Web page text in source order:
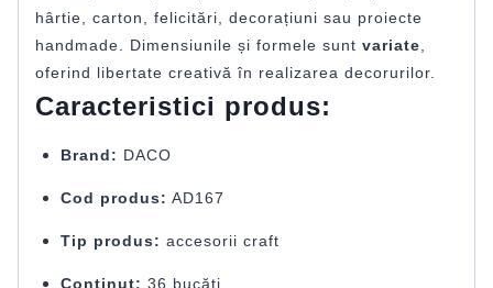
hârtie, carton, felicitări, decorațiuni sau proiecte
handmade. Dimensiunile și formele sunt variate
oferind libertate creativă în realizarea decorurilor.
Caracteristici produs:
Brand: DACO
Cod produs: AD167
Tip produs: accesorii craft
Conținut: 36 bucăți